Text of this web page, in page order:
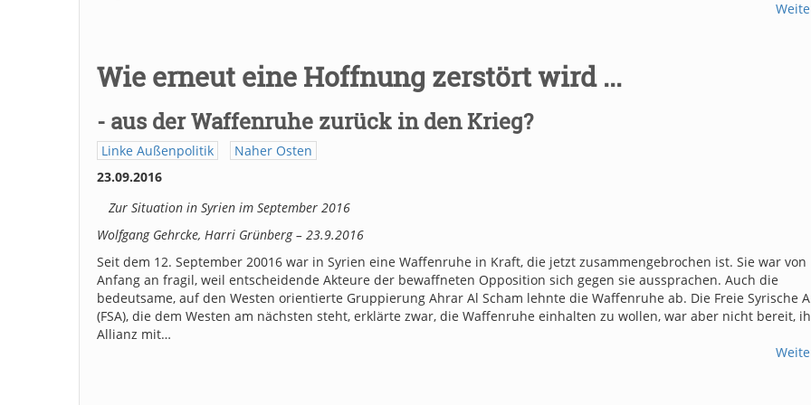
Wie erneut eine Hoffnung zerstört wird ...
- aus der Waffenruhe zurück in den Krieg?
Linke Außenpolitik
Naher Osten
23.09.2016
Zur Situation in Syrien im September 2016
Wolfgang Gehrcke, Harri Grünberg – 23.9.2016
Seit dem 12. September 20016 war in Syrien eine Waffenruhe in Kraft, die jetzt zusammengebrochen ist. Sie war von
Anfang an fragil, weil entscheidende Akteure der bewaffneten Opposition sich gegen sie aussprachen. Auch die
bedeutsame, auf den Westen orientierte Gruppierung Ahrar Al Scham lehnte die Waffenruhe ab. Die Freie Syrische
(FSA), die dem Westen am nächsten steht, erklärte zwar, die Waffenruhe einhalten zu wollen, war aber nicht bereit,
Allianz mit…